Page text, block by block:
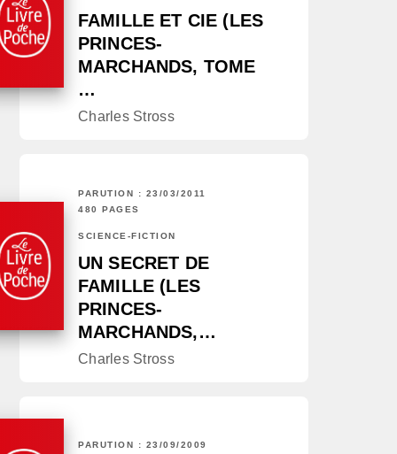
FAMILLE ET CIE (LES
PRINCES-
MARCHANDS, TOME
…
Charles Stross
PARUTION : 23/03/2011
480 PAGES
SCIENCE-FICTION
UN SECRET DE
FAMILLE (LES
PRINCES-
MARCHANDS,…
Charles Stross
PARUTION : 23/09/2009